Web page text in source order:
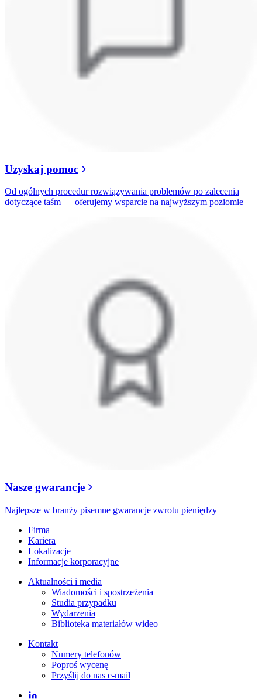
Uzyskaj pomoc
Od ogólnych procedur rozwiązywania problemów po zalecenia
dotyczące taśm — oferujemy wsparcie na najwyższym poziomie
Nasze gwarancje
Najlepsze w branży pisemne gwarancje zwrotu pieniędzy
Firma
Kariera
Lokalizacje
Informacje korporacyjne
Aktualności i media
Wiadomości i spostrzeżenia
Studia przypadku
Wydarzenia
Biblioteka materiałów wideo
Kontakt
Numery telefonów
Poproś wycenę
Przyślij do nas e-mail